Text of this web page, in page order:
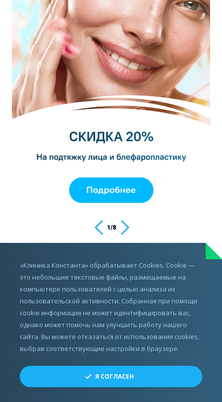
2/8
ИМЕЮТСЯ ПРОТИВОПОКАЗАНИЯ,
ПРОКОНСУЛЬТИРУЙТЕСЬ С ВРАЧОМ
Все права защищены.
© ЗАО «СМТ», 2010 - 2026
Разработка, реклама и развитие сайта —Perspektiva
«Клиника Константа» обрабатывает Cookies. Cookie —
это небольшие текстовые файлы, размещаемые на
компьютере пользователей с целью анализа их
пользовательской активности. Собранная при помощи
cookie информация не может идентифицировать вас,
однако может помочь нам улучшить работу нашего
сайта. Вы можете отказаться от использования cookies,
выбрав соответствующие настройки в браузере.
Я СОГЛАСЕН